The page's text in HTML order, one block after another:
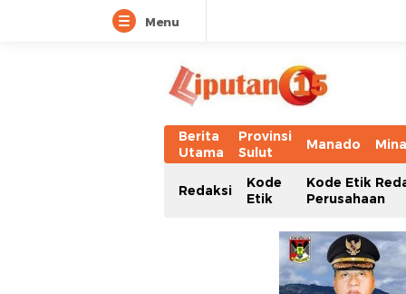
Menu
Berita
Utama
Provinsi
Sulut
Manado
Redaksi
Kode
Etik
Kode Etik
Perusahaan